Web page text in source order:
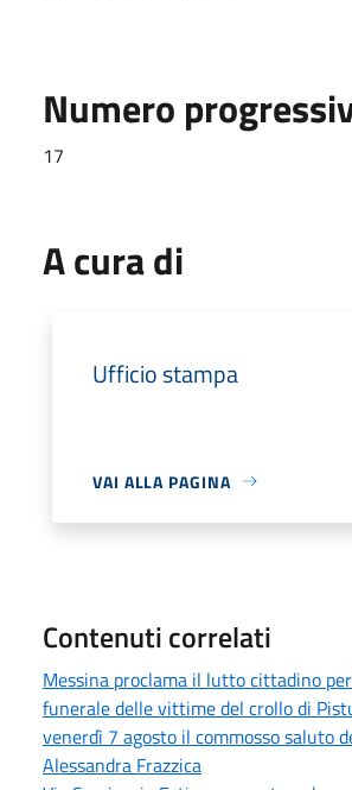
Numero
17
A cura di
Ufficio stampa
VAI ALLA PAGINA
Contenuti correlati
Messina proclama il lutto cittadino
funerale delle vittime del crollo di
venerdì 7 agosto il commosso saluto
Alessandra Frazzica